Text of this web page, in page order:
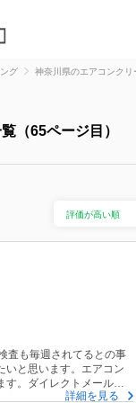
グ
神奈川県のエアコンクリ
（65ページ目）
査も毎週されてるとの事
いと思います。エアコン
す。ダイレクトメールや
うございました。詳細を見る